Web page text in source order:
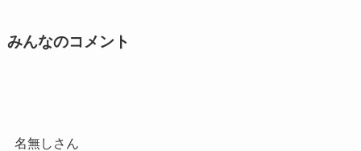
みんなのコメント
名無しさん